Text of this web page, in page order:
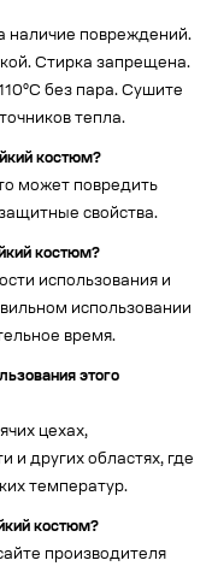
наличие повреждений.
Стирка запрещена.
без пара. Сушите
тепла.
костюм?
может повредить
свойства.
костюм?
использования и
использовании
время.
этого
цехах,
и других областях, где
температур.
костюм?
производителя